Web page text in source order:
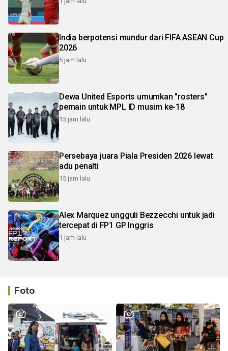
India berpotensi mundur dari FIFA ASEAN Cup
2026
5 jam lalu
Dewa United Esports umumkan "rosters"
pemain untuk MPL ID musim ke-18
15 jam lalu
Persebaya juara Piala Presiden 2026 lewat
adu penalti
15 jam lalu
Alex Marquez ungguli Bezzecchi untuk jadi
tercepat di FP1 GP Inggris
1 jam lalu
Foto